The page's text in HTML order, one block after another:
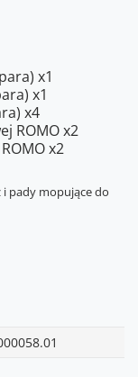
x1
x1
x4
ROMO x2
x2